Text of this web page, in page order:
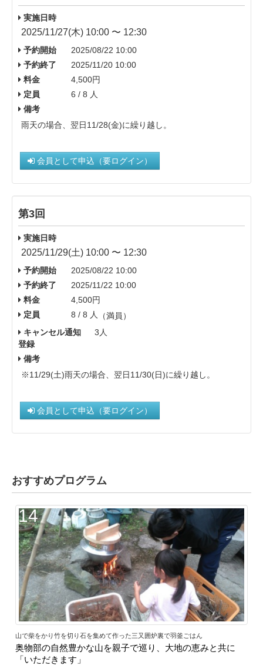
実施日時
2025/11/27(木) 10:00 〜 12:30
予約開始
2025/08/22 10:00
予約終了
2025/11/20 10:00
料金
4,500円
定員
6 / 8 人
備考
雨天の場合、翌日11/28(金)に繰り越し。
会員として申込（要ログイン）
第3回
実施日時
2025/11/29(土) 10:00 〜 12:30
予約開始
2025/08/22 10:00
予約終了
2025/11/22 10:00
料金
4,500円
定員
8 / 8 人
（満員）
キャンセル通知
登録
3人
備考
※11/29(土)雨天の場合、翌日11/30(日)に繰り越し。
会員として申込（要ログイン）
おすすめプログラム
14
山で柴をかり竹を切り石を集めて作った三又囲炉裏で羽釜ごはん
奥物部の自然豊かな山を親子で巡り、大地の恵みと共に
「いただきます」